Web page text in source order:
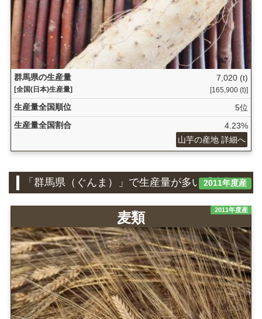
群馬県の生産量
[全国(日本)生産量]
7,020 (t)
[165,900 (t)]
生産量全国順位
5位
生産量全国割合
4.23%
山芋の産地 詳細へ
2011年度産
「群馬県（ぐんま）」で生産量が多い『麦類』
2011年度産
麦類